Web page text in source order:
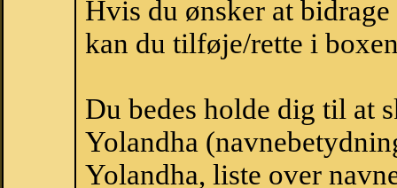
Hvis du ønsker at
kan du tilføje/rette i
Du bedes holde dig til at
Yolandha
Yolandha, liste over